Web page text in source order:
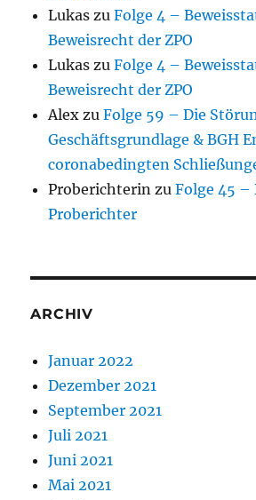
Lukas zuFolge 4 –
Beweisrecht der ZPO
Lukas zuFolge 4 –
Beweisrecht der ZPO
Alex zuFolge 59 – Die
Geschäftsgrundlage & BGH
coronabedingten
Proberichterin zuFolge 45 –
Proberichter
ARCHIV
Januar 2022
Dezember 2021
September 2021
Juli 2021
Juni 2021
Mai 2021